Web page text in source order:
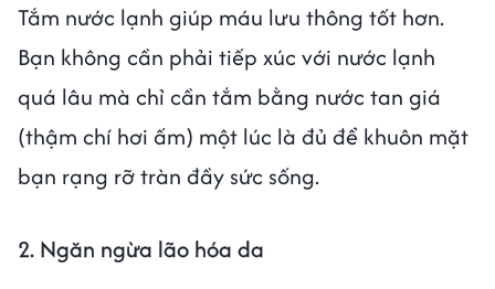
Tắm nước lạnh giúp máu lưu thông tốt hơn.
Bạn không cần phải tiếp xúc với nước lạnh
quá lâu mà chỉ cần tắm bằng nước tan giá
(thậm chí hơi ấm) một lúc là đủ để khuôn mặt
bạn rạng rỡ tràn đầy sức sống.
2. Ngăn ngừa lão hóa da